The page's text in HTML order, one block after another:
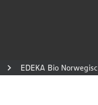
EDEKA Bio